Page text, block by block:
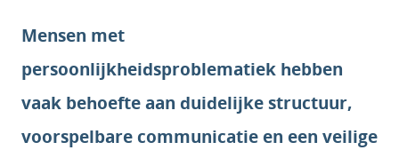
Mensen met
persoonlijkheidsproblematiek hebben
vaak behoefte aan duidelijke structuur,
voorspelbare communicatie en een veilige